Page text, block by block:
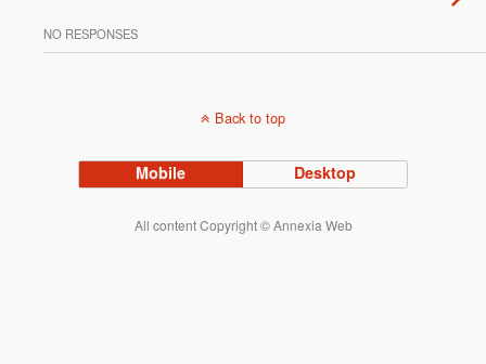
NO RESPONSES
Back to top
Mobile Desktop
All content Copyright © Annexia Web